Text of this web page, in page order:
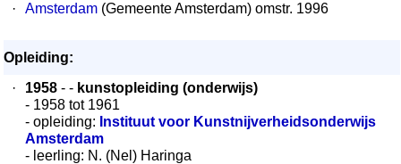
·
Amsterdam (Gemeente Amsterdam) omstr. 1996
Opleiding:
·
1958 - - kunstopleiding (onderwijs)
- 1958 tot 1961
- opleiding: Instituut voor Kunstnijverheidsonderwijs
Amsterdam
- leerling: N. (Nel) Haringa